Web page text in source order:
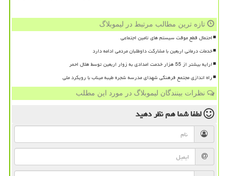
تازه ترین مطالب مرتبط در لیموبلاگ
احتمال قطع موقت سیستم های تامین اجتماعی
خدمات درمانی اربعین با مشارکت داوطلبان مردمی ادامه دارد
ارایه بیشتر از 55 هزار خدمت امدادی به زوار اربعین توسط هلال احمر
راه اندازی مجتمع فرهنگی شهدای مدرسه شجره طیبه میناب با رویکرد ملی
نظرات بینندگان لیموبلاگ در مورد این مطلب
لطفا شما همنظر دهید